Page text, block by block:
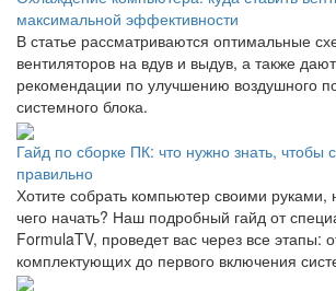
максимальной эффективности
В статье рассматриваются оптимальные
вентиляторов на вдув и выдув, а также
рекомендации по улучшению воздушного
системного блока.
Гайд по сборке ПК: что нужно знать, чтобы
правильно
Хотите собрать компьютер своими руками,
чего начать? Наш подробный гайд от
FormulaTV, проведет вас через все этапы:
комплектующих до первого включения